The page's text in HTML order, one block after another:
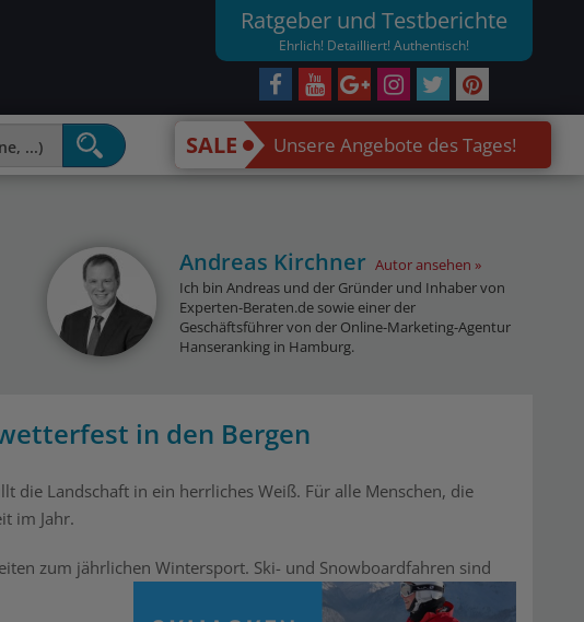
Ratgeber und Testberichte
Ehrlich! Detailliert! Authentisch!
SALE Unsere Angebote des Tages!
Andreas Kirchner Autor ansehen
Ich bin Andreas und der Gründer und Inhaber von
Experten-Beraten.de sowie einer der
Geschäftsführer von der Online-Marketing-Agentur
Hanseranking in Hamburg.
in den Bergen
die Landschaft in ein herrliches Weiß. Für alle Menschen, die
im Jahr.
zum jährlichen Wintersport. Ski- und Snowboardfahren sind